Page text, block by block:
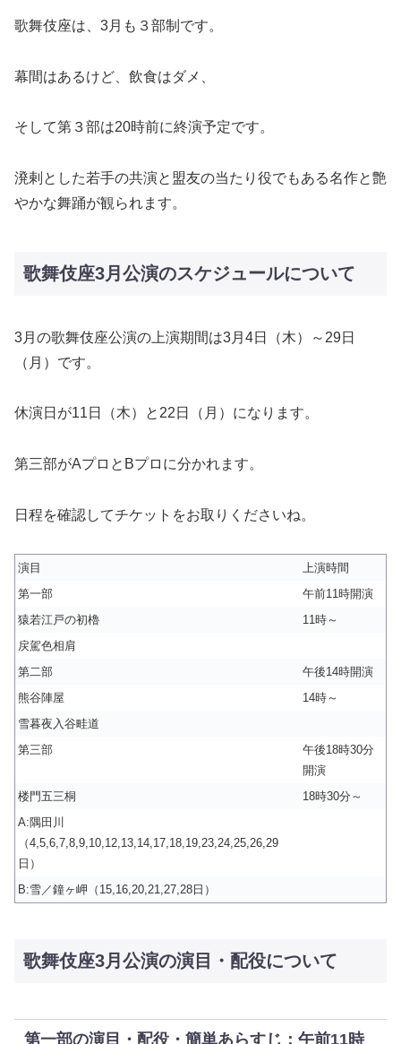
歌舞伎座は、3月も３部制です。
幕間はあるけど、飲食はダメ、
そして第３部は20時前に終演予定です。
溌剌とした若手の共演と盟友の当たり役でもある名作と艶
やかな舞踊が観られます。
歌舞伎座3月公演のスケジュールについて
3月の歌舞伎座公演の上演期間は3月4日（木）～29日
（月）です。
休演日が11日（木）と22日（月）になります。
第三部がAプロとBプロに分かれます。
日程を確認してチケットをお取りくださいね。
演目
上演時間
第一部
午前11時開演
猿若江戸の初櫓
11時～
戻駕色相肩
第二部
午後14時開演
熊谷陣屋
14時～
雪暮夜入谷畦道
第三部
午後18時30分
開演
楼門五三桐
18時30分～
A:隅田川
（4,5,6,7,8,9,10,12,13,14,17,18,19,23,24,25,26,29
日）
B:雪／鐘ヶ岬（15,16,20,21,27,28日）
歌舞伎座3月公演の演目・配役について
第一部の演目・配役・簡単あらすじ：午前11時